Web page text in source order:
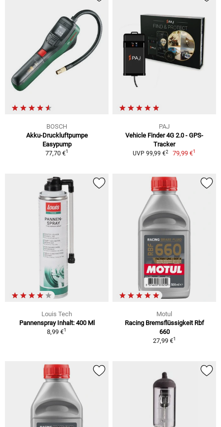
BOSCH
Akku-Druckluftpumpe
Easypump
77,70 €1
PAJ
Vehicle Finder 4G 2.0 - GPS-
Tracker
UVP 99,99 €2 79,99 €1
Louis Tech
Pannenspray Inhalt: 400 Ml
8,99 €1
Motul
Racing Bremsflüssigkeit Rbf
660
27,99 €1